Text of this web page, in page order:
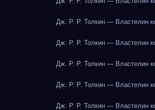
Дж. Р. Р. Толкин — Властелин
Дж. Р. Р. Толкин — Властелин
Дж. Р. Р. Толкин — Властелин
Дж. Р. Р. Толкин — Властелин
Дж. Р. Р. Толкин — Властелин